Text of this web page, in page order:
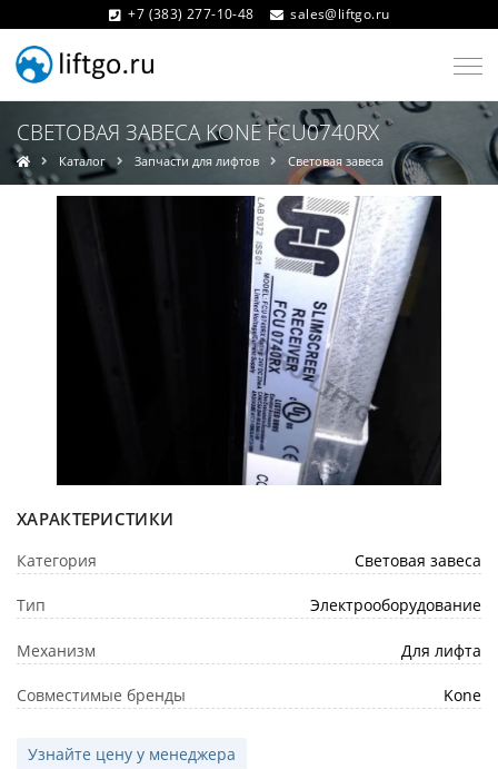
+7 (383) 277-10-48 sales@liftgo.ru
СВЕТОВАЯ ЗАВЕСА KONE FCU0740RX
Каталог Запчасти для лифтов Световая завеса
ХАРАКТЕРИСТИКИ
Категория Световая завеса
Тип Электрооборудование
Механизм Для лифта
Совместимые бренды Kone
Узнайте цену у менеджера